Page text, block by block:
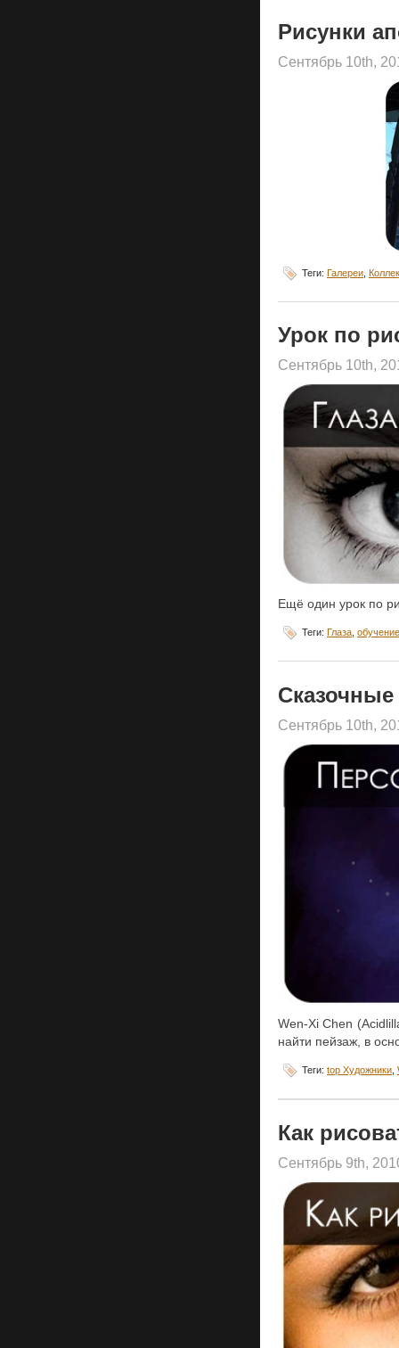
Рисунки
Сентябрь 10th,
Теги: Галереи
Урок по
Сентябрь 10th,
Ещё один урок по
Теги: Глаза обучение
Сентябрь 10th,
Wen-Xi Chen
найти пейзаж, в
Теги: top Художники
Как
Сентябрь 9th,